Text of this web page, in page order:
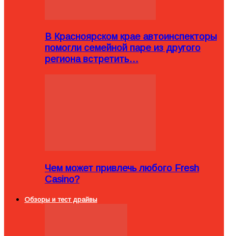
В Красноярском крае автоинспекторы
помогли семейной паре из другого
региона встретить…
Чем может привлечь любого Fresh
Casino?
Обзоры и тест драйвы